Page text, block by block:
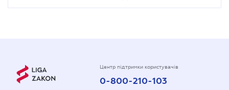
Центр підтримки користувачів
0-800-210-103